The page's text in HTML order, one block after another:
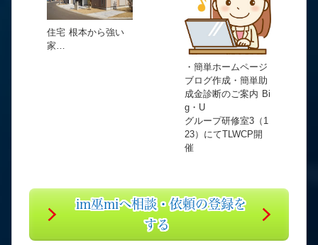
住宅 根本から強い
家…
・簡単ホームページ
ブログ作成・簡単助
成金診断のご案内 Bi
g・U
グループ研修室3（1
23）にてTLWCP開
催
im巫miへ相談・依頼の登録を
する